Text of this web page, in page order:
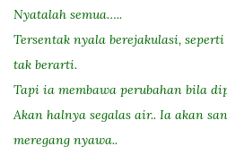
Nyatalah semua…..
Tersentak nyala berejakulasi,
tak berarti.
Tapi ia membawa perubahan bila
Akan halnya segalas air.. Ia akan
meregang nyawa..